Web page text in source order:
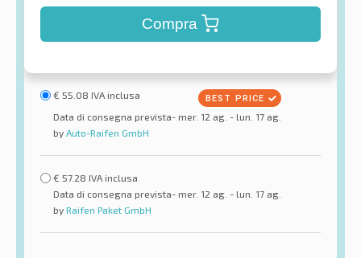
Compra
€ 55.08 IVA inclusa
Data di consegna prevista- mer. 12 ag. - lun. 17 ag.
by Auto-Raifen GmbH
€ 57.28 IVA inclusa
Data di consegna prevista- mer. 12 ag. - lun. 17 ag.
by Raifen Paket GmbH